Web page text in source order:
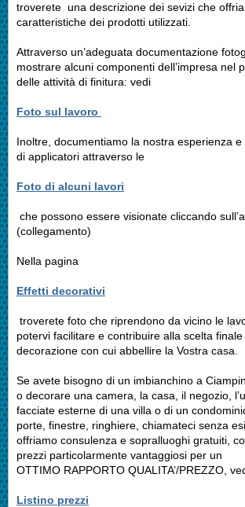
troverete una descrizione dei sevizi che
caratteristiche dei prodotti utilizzati.
Attraverso un’adeguata documentazione
mostrare alcuni componenti dell’impresa nel
delle attività di finitura: vedi
Foto sul lavoro
Inoltre, documentiamo la nostra esperienza
di applicatori attraverso le
Foto di alcuni lavori
che possono essere visionate cliccando
(collegamento)
Nella pagina
Effetti decorativi
troverete foto che riprendono da vicino le
potervi facilitare e contribuire alla scelta
decorazione con cui abbellire la Vostra casa.
Se avete bisogno di un imbianchino a
o decorare una camera, la casa, il negozio,
facciate esterne di una villa o di un
porte, finestre, ringhiere, chiamateci senza
offriamo consulenza e sopralluoghi gratuiti,
prezzi particolarmente vantaggiosi per un
OTTIMO RAPPORTO QUALITA’/PREZZO,
Listino prezzi